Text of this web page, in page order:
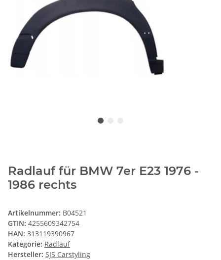
Radlauf für BMW 7er E23 1976 -
1986 rechts
Artikelnummer: B04521
GTIN: 4255609342754
HAN: 313119390967
Kategorie: Radlauf
Hersteller: SJS Carstyling